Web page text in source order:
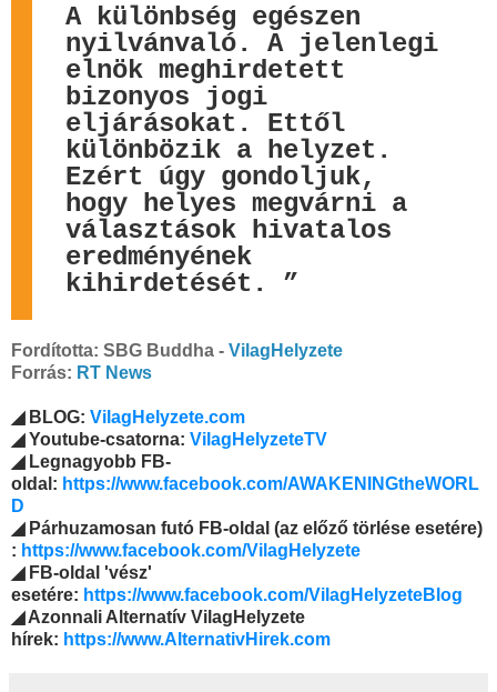
A különbség egészen
nyilvánvaló. A jelenlegi
elnök meghirdetett
bizonyos jogi
eljárásokat. Ettől
különbözik a helyzet.
Ezért úgy gondoljuk,
hogy helyes megvárni a
választások hivatalos
eredményének
kihirdetését. ”
Fordította: SBG Buddha - VilagHelyzete
Forrás: RT News
◢ BLOG: VilagHelyzete.com
◢ Youtube-csatorna: VilagHelyzeteTV
◢ Legnagyobb FB-
oldal: https://www.facebook.com/AWAKENINGtheWORL
D
◢ Párhuzamosan futó FB-oldal (az előző törlése esetére)
: https://www.facebook.com/VilagHelyzete
◢ FB-oldal 'vész'
esetére: https://www.facebook.com/VilagHelyzeteBlog
◢ Azonnali Alternatív VilagHelyzete
hírek: https://www.AlternativHirek.com